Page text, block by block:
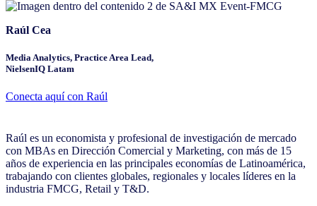
Raúl Cea
Media Analytics, Practice Area Lead,
NielsenIQ Latam
Conecta aquí con Raúl
Raúl es un economista y profesional de investigación de mercado
con MBAs en Dirección Comercial y Marketing, con más de 15
años de experiencia en las principales economías de Latinoamérica,
trabajando con clientes globales, regionales y locales líderes en la
industria FMCG, Retail y T&D.